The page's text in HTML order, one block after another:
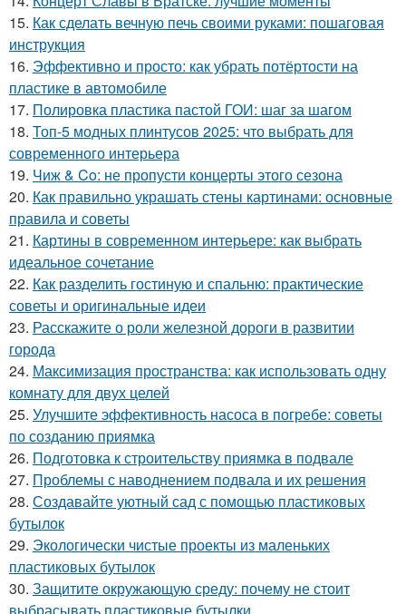
15. Как сделать вечную печь своими руками: пошаговая
инструкция
16. Эффективно и просто: как убрать потёртости на
пластике в автомобиле
17. Полировка пластика пастой ГОИ: шаг за шагом
18. Топ-5 модных плинтусов 2025: что выбрать для
современного интерьера
19. Чиж & Co: не пропусти концерты этого сезона
20. Как правильно украшать стены картинами: основные
правила и советы
21. Картины в современном интерьере: как выбрать
идеальное сочетание
22. Как разделить гостиную и спальню: практические
советы и оригинальные идеи
23. Расскажите о роли железной дороги в развитии
города
24. Максимизация пространства: как использовать одну
комнату для двух целей
25. Улучшите эффективность насоса в погребе: советы
по созданию приямка
26. Подготовка к строительству приямка в подвале
27. Проблемы с наводнением подвала и их решения
28. Создавайте уютный сад с помощью пластиковых
бутылок
29. Экологически чистые проекты из маленьких
пластиковых бутылок
30. Защитите окружающую среду: почему не стоит
выбрасывать пластиковые бутылки